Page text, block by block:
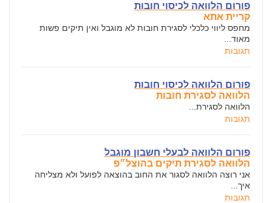
פורום הלוואה לכיסוי חובות
קריית אתא
מחפס ליווי כלכלי לסגירת חובות לא מוגבל ואין תיקים פשות
מאוד...
תגובות
פורום הלוואה לכיסוי חובות
הלוואה לסגירת חובות
הלוואה לסגירת...
תגובות
פורום הלוואה לבעלי חשבון מוגבל
הלוואה לסגירת תיקים בהוצל״פ
אני רוצה הלוואה לסגור את החוב בהוצאה לפועל ולא מצליחה
איך...
תגובות